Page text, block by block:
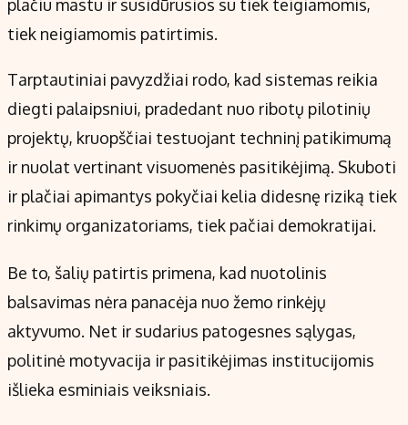
plačiu mastu ir susidūrusios su tiek teigiamomis,
tiek neigiamomis patirtimis.
Tarptautiniai pavyzdžiai rodo, kad sistemas reikia
diegti palaipsniui, pradedant nuo ribotų pilotinių
projektų, kruopščiai testuojant techninį patikimumą
ir nuolat vertinant visuomenės pasitikėjimą. Skuboti
ir plačiai apimantys pokyčiai kelia didesnę riziką tiek
rinkimų organizatoriams, tiek pačiai demokratijai.
Be to, šalių patirtis primena, kad nuotolinis
balsavimas nėra panacėja nuo žemo rinkėjų
aktyvumo. Net ir sudarius patogesnes sąlygas,
politinė motyvacija ir pasitikėjimas institucijomis
išlieka esminiais veiksniais.